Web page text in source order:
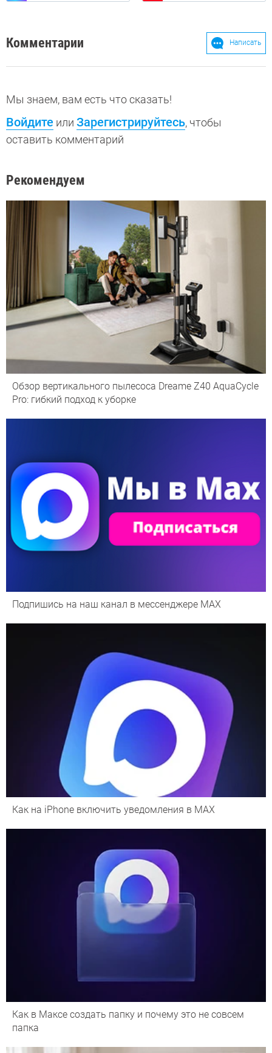
Комментарии Написать
Мы знаем, вам есть что сказать!
Войдите или Зарегистрируйтесь, чтобы
оставить комментарий
Рекомендуем
Обзор вертикального пылесоса Dreame Z40 AquaCycle
Pro: гибкий подход к уборке
Подпишись на наш канал в мессенджере МАХ
Как на iPhone включить уведомления в MAX
Как в Максе создать папку и почему это не совсем
папка